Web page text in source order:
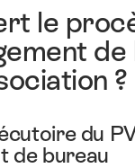
le
de
?
du
de bureau